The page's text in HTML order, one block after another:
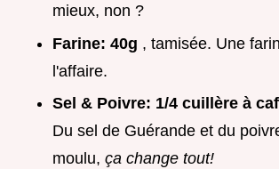
mieux, non ?
Farine: 40g , tamisée. Une
l'affaire.
Sel & Poivre: 1/4 cuillère à
Du sel de Guérande et du
moulu, ça change tout!